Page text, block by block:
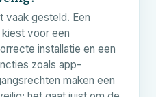
vaak gesteld. Een
voor een
installatie en een
zoals app-
maken een